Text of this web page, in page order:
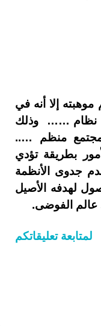
إلا أنه في
أي نظام …… وذلك
منظم …..
بطريقة تؤدي
جدوى الأنظمة
لهدفه الأصيل
عالم الفوضى.
لمتابعة تعليقاتكم